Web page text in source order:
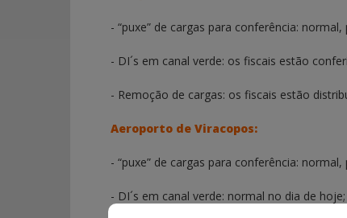
- “puxe” de cargas para conferência:
- DI´s em canal verde: os fiscais estão
- Remoção de cargas: os fiscais estão
Aeroporto de Viracopos:
- “puxe” de cargas para conferência:
- DI´s em canal verde: normal no dia de hoje;